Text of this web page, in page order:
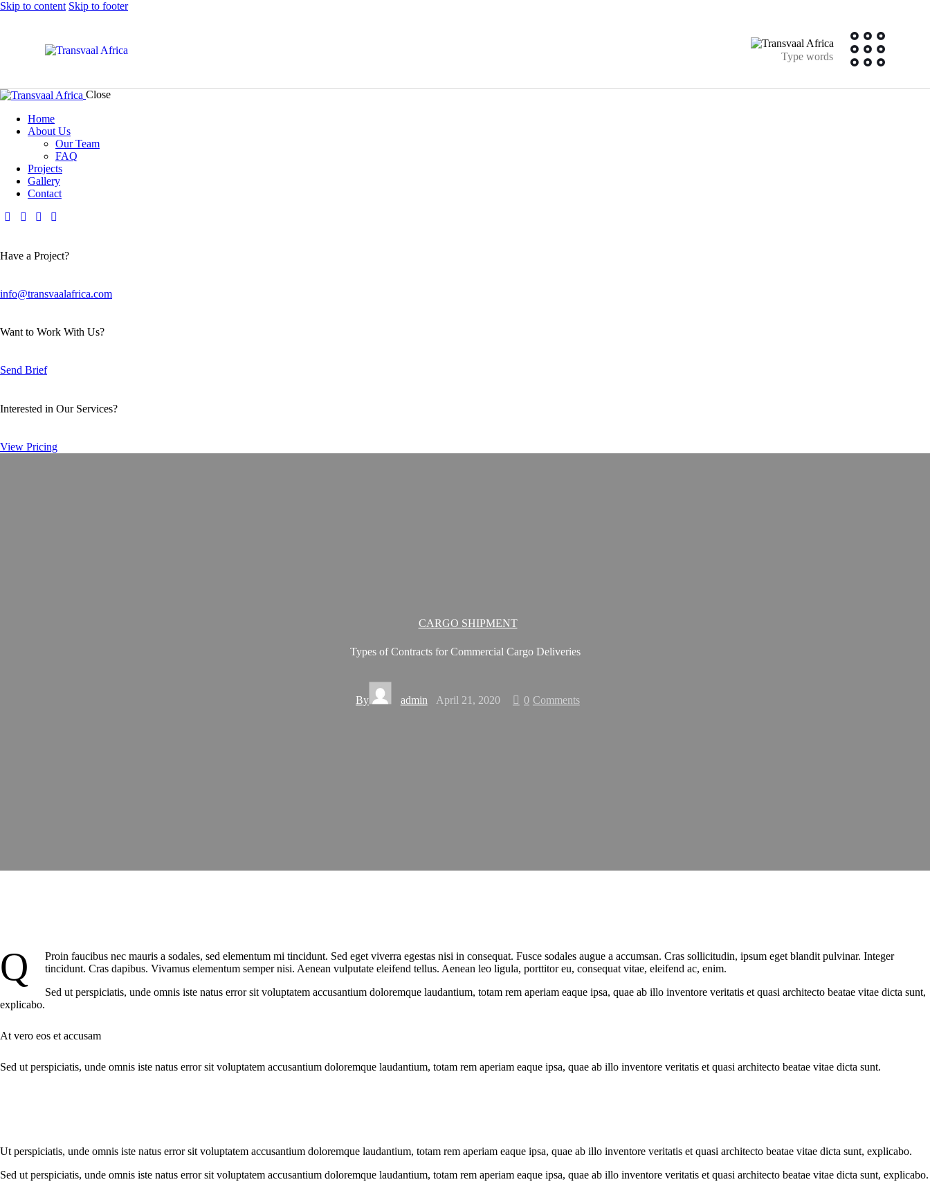
Skip to content Skip to footer
Close
Home
About Us
Our Team
FAQ
Projects
Gallery
Contact
Have a Project?
info@transvaalafrica.com
Want to Work With Us?
Send Brief
Interested in Our Services?
View Pricing
CARGO SHIPMENT
Types of Contracts for Commercial Cargo Deliveries
By admin April 21, 2020 0 Comments
Q
Proin faucibus nec mauris a sodales, sed elementum mi tincidunt. Sed eget viverra egestas nisi in consequat. Fusce sodales augue a accumsan. Cras sollicitudin, ipsum eget blandit pulvinar. Integer
tincidunt. Cras dapibus. Vivamus elementum semper nisi. Aenean vulputate eleifend tellus. Aenean leo ligula, porttitor eu, consequat vitae, eleifend ac, enim.
Sed ut perspiciatis, unde omnis iste natus error sit voluptatem accusantium doloremque laudantium, totam rem aperiam eaque ipsa, quae ab illo inventore veritatis et quasi architecto beatae vitae dicta sunt,
explicabo.
At vero eos et accusam
Sed ut perspiciatis, unde omnis iste natus error sit voluptatem accusantium doloremque laudantium, totam rem aperiam eaque ipsa, quae ab illo inventore veritatis et quasi architecto beatae vitae dicta sunt.
Ut perspiciatis, unde omnis iste natus error sit voluptatem accusantium doloremque laudantium, totam rem aperiam eaque ipsa, quae ab illo inventore veritatis et quasi architecto beatae vitae dicta sunt, explicabo.
Sed ut perspiciatis, unde omnis iste natus error sit voluptatem accusantium doloremque laudantium, totam rem aperiam eaque ipsa, quae ab illo inventore veritatis et quasi architecto beatae vitae dicta sunt, explicabo.